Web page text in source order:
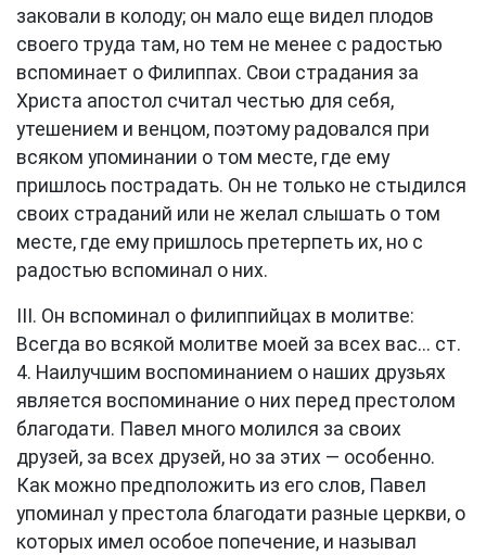
заковали в колоду; он мало еще видел плодов
своего труда там, но тем не менее с радостью
вспоминает о Филиппах. Свои страдания за
Христа апостол считал честью для себя,
утешением и венцом, поэтому радовался при
всяком упоминании о том месте, где ему
пришлось пострадать. Он не только не стыдился
своих страданий или не желал слышать о том
месте, где ему пришлось претерпеть их, но с
радостью вспоминал о них.
III. Он вспоминал о филиппийцах в молитве:
Всегда во всякой молитве моей за всех вас... ст.
4. Наилучшим воспоминанием о наших друзьях
является воспоминание о них перед престолом
благодати. Павел много молился за своих
друзей, за всех друзей, но за этих — особенно.
Как можно предположить из его слов, Павел
упоминал у престола благодати разные церкви, о
которых имел особое попечение, и называл